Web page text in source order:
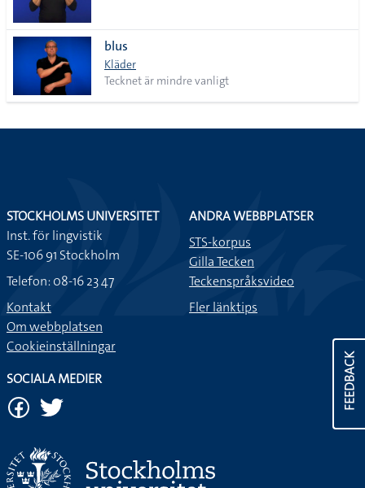
blus
Kläder
Tecknet är mindre vanligt
FEEDBACK
STOCKHOLMS UNIVERSITET
Inst. för lingvistik
SE-106 91 Stockholm
Telefon: 08-16 23 47
Kontakt
Om webbplatsen
Cookieinställningar
ANDRA WEBBPLATSER
STS-korpus
Gilla Tecken
Teckenspråksvideo
Fler länktips
SOCIALA MEDIER